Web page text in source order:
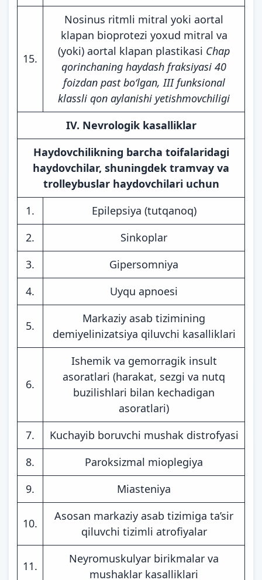
15.
Nosinus ritmli mitral yoki aortal
klapan bioprotezi yoxud mitral va
(yoki) aortal klapan plastikasi Chap
qorinchaning haydash fraksiyasi 40
foizdan past bo‘lgan, III funksional
klassli qon aylanishi yetishmovchiligi
IV. Nevrologik kasalliklar
Haydovchilikning barcha toifalaridagi
haydovchilar, shuningdek tramvay va
trolleybuslar haydovchilari uchun
1.
Epilepsiya (tutqanoq)
2.
Sinkoplar
3.
Gipersomniya
4.
Uyqu apnoesi
5.
Markaziy asab tizimining
demiyelinizatsiya qiluvchi kasalliklari
6.
Ishemik va gemorragik insult
asoratlari (harakat, sezgi va nutq
buzilishlari bilan kechadigan
asoratlari)
7.
Kuchayib boruvchi mushak distrofyasi
8.
Paroksizmal mioplegiya
9.
Miasteniya
10.
Asosan markaziy asab tizimiga ta’sir
qiluvchi tizimli atrofiyalar
11.
Neyromuskulyar birikmalar va
mushaklar kasalliklari